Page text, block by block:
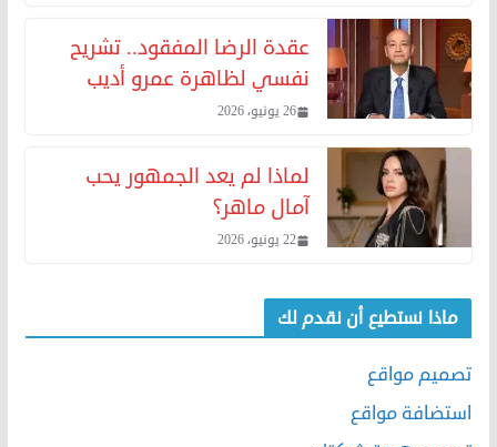
عقدة الرضا المفقود.. تشريح
نفسي لظاهرة عمرو أديب
26 يونيو، 2026
لماذا لم يعد الجمهور يحب
آمال ماهر؟
22 يونيو، 2026
ماذا نستطيع أن نقدم لك
تصميم مواقع
استضافة مواقع